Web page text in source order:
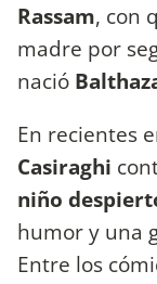
Rassam, con
madre por
nació
En recientes
Casiraghi
niño
humor y una
Entre los